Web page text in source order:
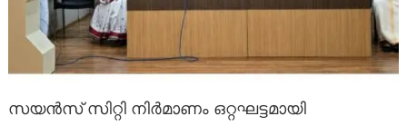
സയൻസ് സിറ്റി നിർമാണം ഒറ്റഘട്ടമായി